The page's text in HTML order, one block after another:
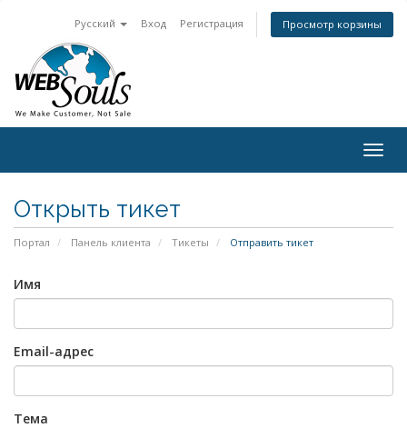
Русский Вход Регистрация Просмотр корзины
Открыть тикет
Портал Панель клиента Тикеты Отправить тикет
Имя
Email-адрес
Тема